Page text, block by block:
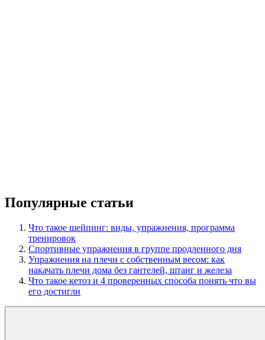
Популярные статьи
Что такое шейпинг: виды, упражнения, программа
тренировок
Спортивные упражнения в группе продленного дня
Упражнения на плечи с собственным весом: как
накачать плечи дома без гантелей, штанг и железа
Что такое кетоз и 4 проверенных способа понять что вы
его достигли